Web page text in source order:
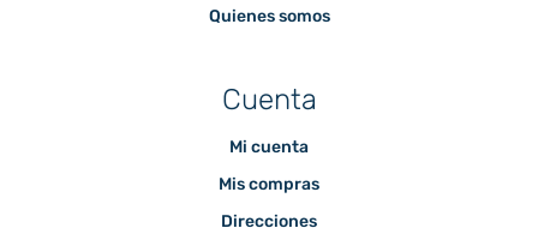
Quienes somos
Cuenta
Mi cuenta
Mis compras
Direcciones